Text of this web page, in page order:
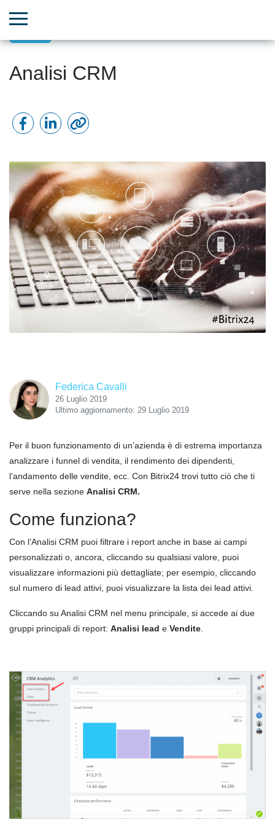
Analisi CRM
Federica Cavalli
26 Luglio 2019
Ultimo aggiornamento: 29 Luglio 2019
Per il buon funzionamento di un’azienda è di estrema importanza
analizzare i funnel di vendita, il rendimento dei dipendenti,
l’andamento delle vendite, ecc. Con Bitrix24 trovi tutto ciò che ti
serve nella sezione Analisi CRM.
Come funziona?
Con l’Analisi CRM puoi filtrare i report anche in base ai campi
personalizzati o, ancora, cliccando su qualsiasi valore, puoi
visualizzare informazioni più dettagliate; per esempio, cliccando
sul numero di lead attivi, puoi visualizzare la lista dei lead attivi.
Cliccando su Analisi CRM nel menu principale, si accede ai due
gruppi principali di report: Analisi lead e Vendite